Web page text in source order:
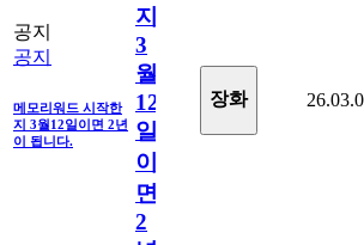
공지
공지
메모리워드 시작한
지 3월12일이면 2년
이 됩니다.
지
3
월
12
일
이
면
2
장화